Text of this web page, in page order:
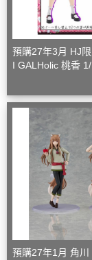
預購27年3月 HJ
I GALHolic 桃香
預購27年1月 角川